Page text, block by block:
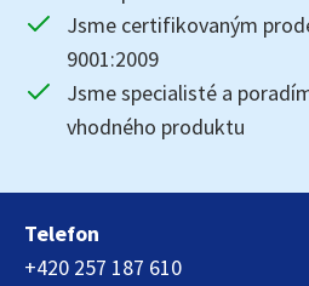
Jsme certifikovaným
9001:2009
Jsme specialisté a
vhodného produktu
Telefon
+420 257 187 610